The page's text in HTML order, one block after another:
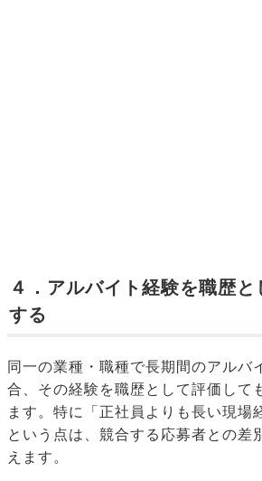
４．アルバイト経験を職歴
する
同一の業種・職種で長期間のアルバ
合、その経験を職歴として評価して
ます。特に「正社員よりも長い現場
という点は、競合する応募者との差
えます。